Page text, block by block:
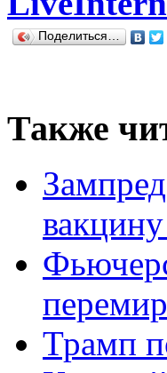
Поделиться…
Также
Трамп